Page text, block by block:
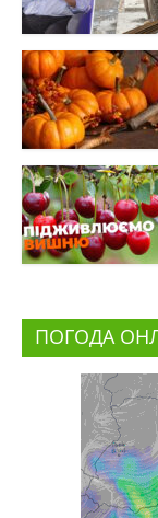
ПОГОДА